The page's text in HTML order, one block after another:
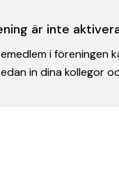
är inte
i föreningen
in dina kollegor